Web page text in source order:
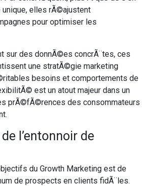
elles rÃ©ajustent
pour optimiser les
sur des donnÃ©es concrÃ¨tes, ces
une stratÃ©gie marketing
besoins et comportements de
est un atout majeur dans un
prÃ©fÃ©rences des consommateurs
l’entonnoir de
du Growth Marketing est de
de prospects en clients fidÃ¨les.